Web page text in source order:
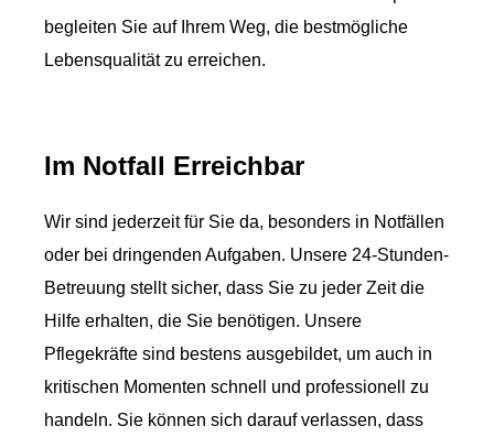
begleiten Sie auf Ihrem Weg, die bestmögliche
Lebensqualität zu erreichen.
Im Notfall Erreichbar
Wir sind jederzeit für Sie da, besonders in Notfällen
oder bei dringenden Aufgaben. Unsere 24-Stunden-
Betreuung stellt sicher, dass Sie zu jeder Zeit die
Hilfe erhalten, die Sie benötigen. Unsere
Pflegekräfte sind bestens ausgebildet, um auch in
kritischen Momenten schnell und professionell zu
handeln. Sie können sich darauf verlassen, dass